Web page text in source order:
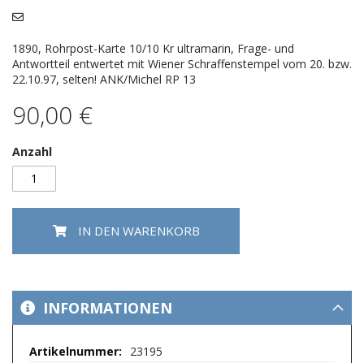
1890, Rohrpost-Karte 10/10 Kr ultramarin, Frage- und
Antwortteil entwertet mit Wiener Schraffenstempel vom 20. bzw.
22.10.97, selten! ANK/Michel RP 13
90,00 €
Anzahl
IN DEN WARENKORB
springen
INFORMATIONEN
Mehr
23195